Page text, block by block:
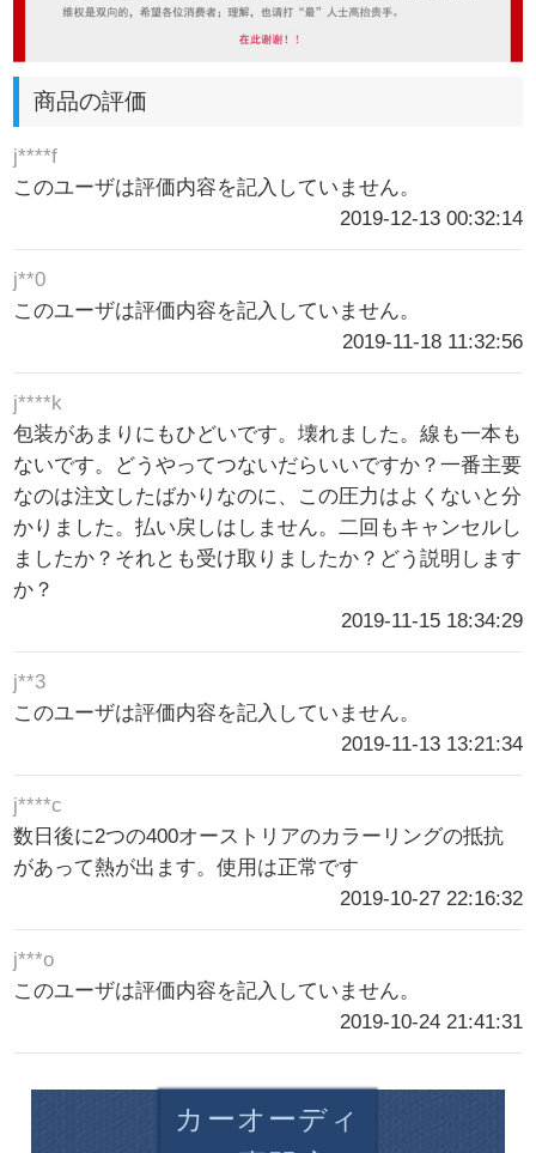
商品の評価
j****f
このユーザは評価内容を記入していません。
2019-12-13 00:32:14
j**0
このユーザは評価内容を記入していません。
2019-11-18 11:32:56
j****k
包装があまりにもひどいです。壊れました。線も一本も
ないです。どうやってつないだらいいですか？一番主要
なのは注文したばかりなのに、この圧力はよくないと分
かりました。払い戻しはしません。二回もキャンセルし
ましたか？それとも受け取りましたか？どう説明します
か？
2019-11-15 18:34:29
j**3
このユーザは評価内容を記入していません。
2019-11-13 13:21:34
j****c
数日後に2つの400オーストリアのカラーリングの抵抗
があって熱が出ます。使用は正常です
2019-10-27 22:16:32
j***o
このユーザは評価内容を記入していません。
2019-10-24 21:41:31
カーオーディ